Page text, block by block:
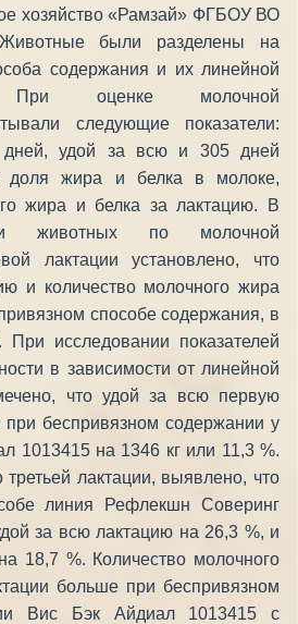
хозяйство «Рамзай» ФГБОУ ВО
были разделены на
содержания и их линейной
При оценке молочной
следующие показатели:
дней, удой за всю и 305 дней
доля жира и белка в молоке,
жира и белка за лактацию. В
животных по молочной
лактации установлено, что
и количество молочного жира
способе содержания, в
исследовании показателей
в зависимости от линейной
что удой за всю первую
беспривязном содержании у
1013415 на 1346 кг или 11,3 %.
лактации, выявлено, что
линия Рефлекшн Соверинг
за всю лактацию на 26,3 %, и
18,7 %. Количество молочного
больше при беспривязном
Вис Бэк Айдиал 1013415 с